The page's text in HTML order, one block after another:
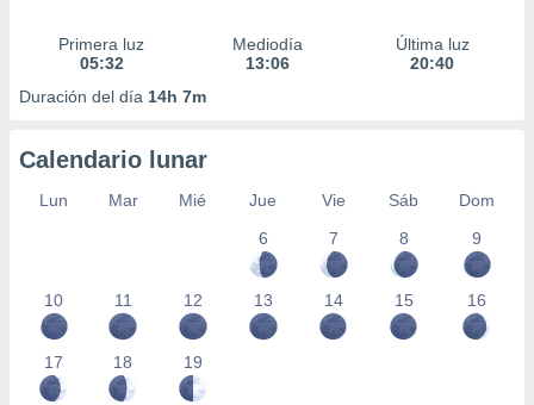
Primera luz
05:32
Mediodía
13:06
Última luz
20:40
Duración del día 14h 7m
Calendario lunar
Lun Mar Mié Jue Vie Sáb
Dom
6
7 8 9
10 11 12 13 14 15 16
17 18 19